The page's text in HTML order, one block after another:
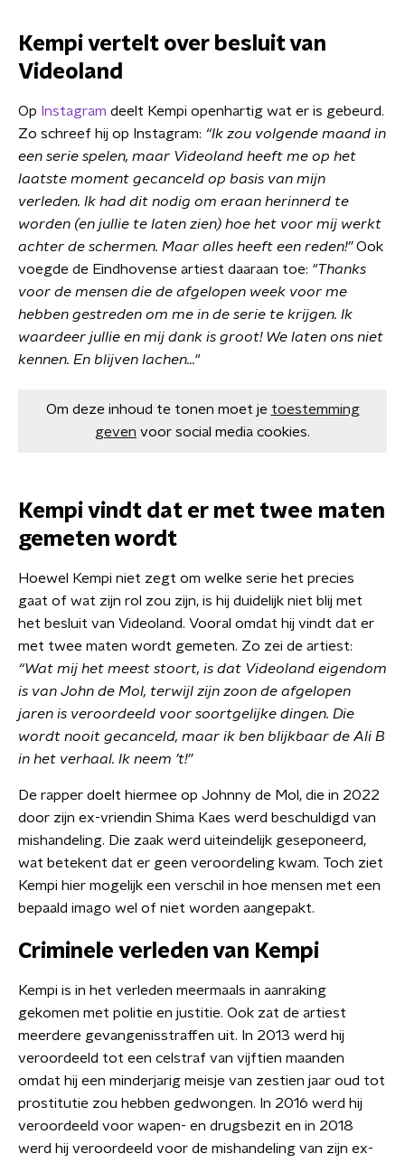
Kempi vertelt over besluit van
Videoland
Op Instagram deelt Kempi openhartig wat er is gebeurd.
Zo schreef hij op Instagram: “Ik zou volgende maand in
een serie spelen, maar Videoland heeft me op het
laatste moment gecanceld op basis van mijn
verleden. Ik had dit nodig om eraan herinnerd te
worden (en jullie te laten zien) hoe het voor mij werkt
achter de schermen. Maar alles heeft een reden!”Ook
voegde de Eindhovense artiest daaraan toe: "Thanks
voor de mensen die de afgelopen week voor me
hebben gestreden om me in de serie te krijgen. Ik
waardeer jullie en mij dank is groot! We laten ons niet
kennen. En blijven lachen…"
Om deze inhoud te tonen moet je toestemming
geven voor social media cookies.
Kempi vindt dat er met twee maten
gemeten wordt
Hoewel Kempi niet zegt om welke serie het precies
gaat of wat zijn rol zou zijn, is hij duidelijk niet blij met
het besluit van Videoland. Vooral omdat hij vindt dat er
met twee maten wordt gemeten. Zo zei de artiest:
“Wat mij het meest stoort, is dat Videoland eigendom
is van John de Mol, terwijl zijn zoon de afgelopen
jaren is veroordeeld voor soortgelijke dingen. Die
wordt nooit gecanceld, maar ik ben blijkbaar de Ali B
in het verhaal. Ik neem ’t!”
De rapper doelt hiermee op Johnny de Mol, die in 2022
door zijn ex-vriendin Shima Kaes werd beschuldigd van
mishandeling. Die zaak werd uiteindelijk geseponeerd,
wat betekent dat er geen veroordeling kwam. Toch ziet
Kempi hier mogelijk een verschil in hoe mensen met een
bepaald imago wel of niet worden aangepakt.
Criminele verleden van Kempi
Kempi is in het verleden meermaals in aanraking
gekomen met politie en justitie. Ook zat de artiest
meerdere gevangenisstraffen uit. In 2013 werd hij
veroordeeld tot een celstraf van vijftien maanden
omdat hij een minderjarig meisje van zestien jaar oud tot
prostitutie zou hebben gedwongen. In 2016 werd hij
veroordeeld voor wapen- en drugsbezit en in 2018
werd hij veroordeeld voor de mishandeling van zijn ex-